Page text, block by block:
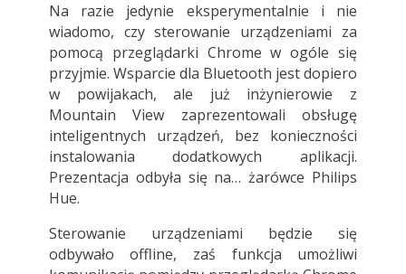
Na razie jedynie eksperymentalnie i nie
wiadomo, czy sterowanie urządzeniami za
pomocą przeglądarki Chrome w ogóle się
przyjmie. Wsparcie dla Bluetooth jest dopiero
w powijakach, ale już inżynierowie z
Mountain View zaprezentowali obsługę
inteligentnych urządzeń, bez konieczności
instalowania dodatkowych aplikacji.
Prezentacja odbyła się na… żarówce Philips
Hue.
Sterowanie urządzeniami będzie się
odbywało offline, zaś funkcja umożliwi